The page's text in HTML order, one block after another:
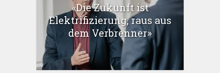
«Die Zukunft ist
Elektrifizierung, raus aus
dem Verbrenner»